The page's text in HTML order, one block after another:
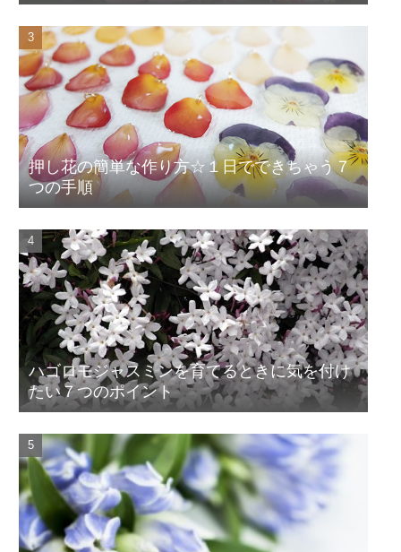
押し花の簡単な作り方☆１日でできちゃう７
つの手順
ハゴロモジャスミンを育てるときに気を付け
たい７つのポイント